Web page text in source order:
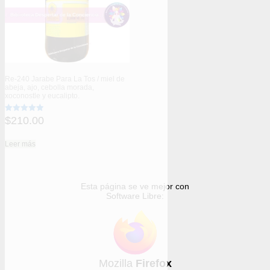
Valorado
con
de 5
$210.00
Leer más
Esta página se ve mejor con
Software Libre:
Mozilla Firefox